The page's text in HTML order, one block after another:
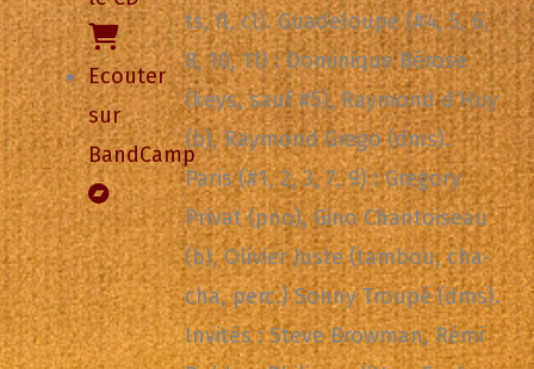
Ecouter
sur
BandCamp
ts, fl, cl). Guadeloupe (#4, 5, 6,
8, 10, 11) : Dominique Bérose
(keys, sauf #5), Raymond d’Huy
(b), Raymond Grego (dms).
Paris (#1, 2, 3, 7, 9) : Gregory
Privat (pno), Gino Chantoiseau
(b), Olivier Juste (tambou, cha-
cha, perc.) Sonny Troupé (dms).
Invités : Steve Browman, Rémi